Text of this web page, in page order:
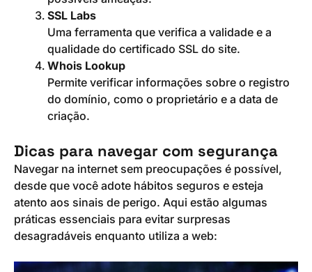
SSL Labs
Uma ferramenta que verifica a validade e a
qualidade do certificado SSL do site.
Whois Lookup
Permite verificar informações sobre o registro
do domínio, como o proprietário e a data de
criação.
Dicas para navegar com segurança
Navegar na internet sem preocupações é possível,
desde que você adote hábitos seguros e esteja
atento aos sinais de perigo. Aqui estão algumas
práticas essenciais para evitar surpresas
desagradáveis enquanto utiliza a web: